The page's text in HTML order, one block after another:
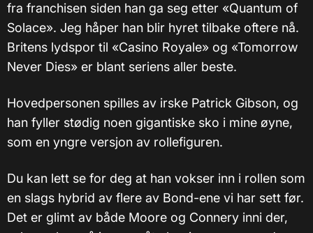
fra franchisen siden han ga seg etter «Quantum of
Solace». Jeg håper han blir hyret tilbake oftere nå.
Britens lydspor til «Casino Royale» og «Tomorrow
Never Dies» er blant seriens aller beste.
Hovedpersonen spilles av irske Patrick Gibson, og
han fyller stødig noen gigantiske sko i mine øyne,
som en yngre versjon av rollefiguren.
Du kan lett se for deg at han vokser inn i rollen som
en slags hybrid av flere av Bond-ene vi har sett før.
Det er glimt av både Moore og Connery inni der,